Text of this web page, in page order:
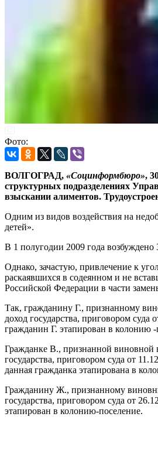
Фото:
ВОЛГОГРАД, «Социнформбюро»,
структурных подразделениях
взыскании алиментов.
Одним из видов воздействия на
детей».
В 1 полугодии 2009 года
Однако, зачастую, привлечение к
раскаявшихся в содеянном и не
Российской Федерации в части
Так, гражданину Г., признанному
доход государства, приговором
гражданин Г. этапирован в колонию -
Гражданке В., признанной виновной
государства, приговором суда от
данная гражданка этапирована в
Гражданину Ж., признанному
государства, приговором суда от
этапирован в колонию-поселение.